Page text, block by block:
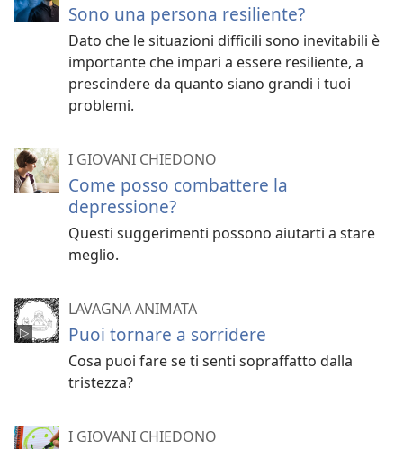
Sono una persona resiliente?
Dato che le situazioni difficili sono inevitabili è
importante che impari a essere resiliente, a
prescindere da quanto siano grandi i tuoi
problemi.
I GIOVANI CHIEDONO
Come posso combattere la
depressione?
Questi suggerimenti possono aiutarti a stare
meglio.
LAVAGNA ANIMATA
Puoi tornare a sorridere
Cosa puoi fare se ti senti sopraffatto dalla
tristezza?
I GIOVANI CHIEDONO